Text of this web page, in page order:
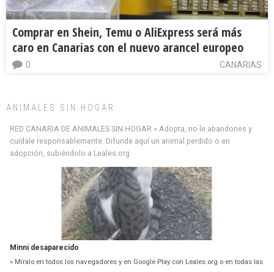
Comprar en Shein, Temu o AliExpress será más
caro en Canarias con el nuevo arancel europeo
CANARIAS
0
ANIMALES SIN HOGAR
RED CANARIA DE ANIMALES SIN HOGAR » Adopta, no le abandones y
cuídale responsablemente. Difunde aquí un animal perdido o en
adopción, subiéndolo a Leales.org
Minni desaparecido
» Míralo en todos los navegadores y en Google Play con Leales.org o en todas las